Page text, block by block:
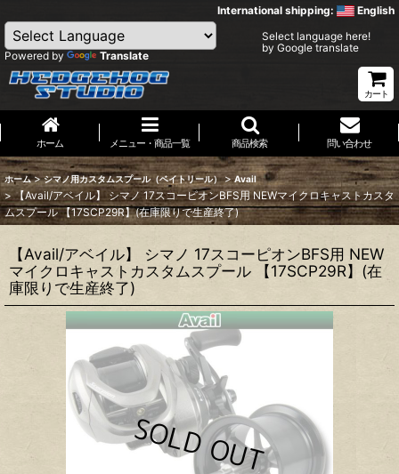
International shipping: English
Powered by Translate
Select language here!
by Google translate
カート
ホーム メニュー・商品一覧 商品検索 問い合わせ
ホーム > シマノ用カスタムスプール（ベイトリール） > Avail
> 【Avail/アベイル】 シマノ 17スコーピオンBFS用 NEWマイクロキャストカスタ
ムスプール 【17SCP29R】(在庫限りで生産終了)
【Avail/アベイル】 シマノ 17スコーピオンBFS用 NEW
マイクロキャストカスタムスプール 【17SCP29R】(在
庫限りで生産終了)